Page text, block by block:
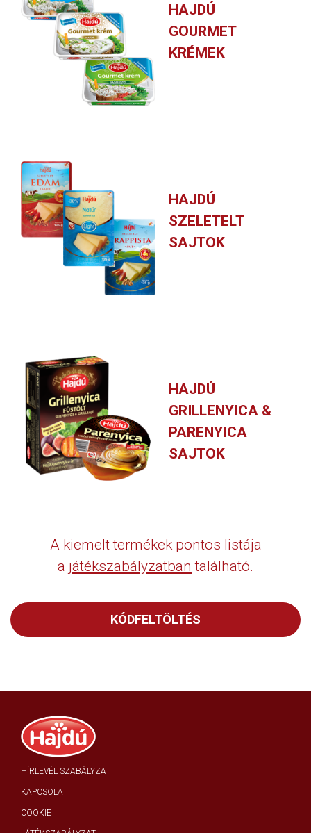
HAJDÚ
GOURMET
KRÉMEK
HAJDÚ
SZELETELT
SAJTOK
HAJDÚ
GRILLENYICA &
PARENYICA
SAJTOK
A kiemelt termékek pontos listája
a játékszabályzatban található.
KÓDFELTÖLTÉS
HÍRLEVÉL SZABÁLYZAT
KAPCSOLAT
COOKIE